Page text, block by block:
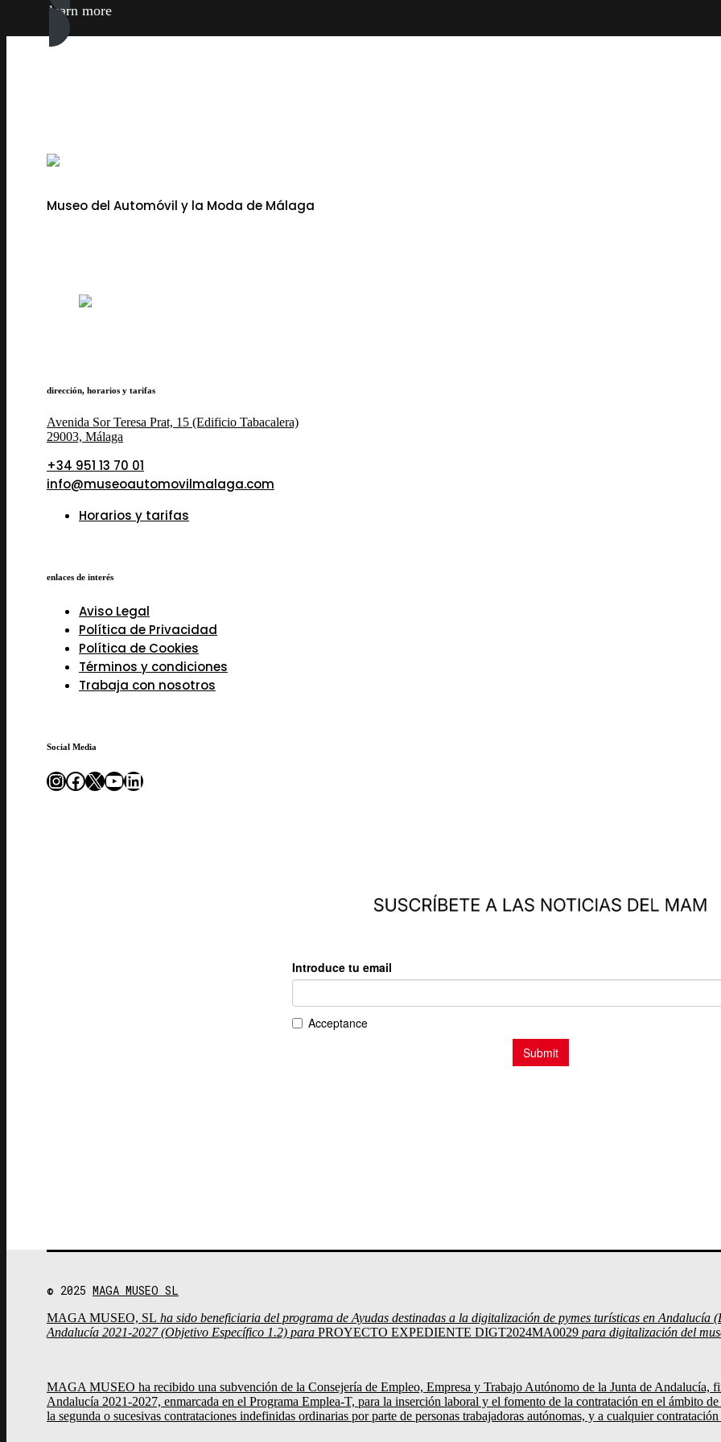
learn more
Museo del Automóvil y la Moda de Málaga
dirección, horarios y tarifas
Avenida Sor Teresa Prat, 15 (Edificio Tabacalera)
29003, Málaga
+34 951 13 70 01
info@museoautomovilmalaga.com
Horarios y tarifas
enlaces de interés
Aviso Legal
Política de Privacidad
Política de Cookies
Términos y condiciones
Trabaja con nosotros
Social Media
Instagram
Facebook
X YouTube
LinkedIn
© 2025 MAGA MUSEO SL
MAGA MUSEO, SL ha sido beneficiaria del programa de Ayudas destinadas a la digitalización de pymes turísticas en
Andalucía 2021-2027 (Objetivo Específico 1.2) para PROYECTO EXPEDIENTE DIGT2024MA0029 para digitalización del
MAGA MUSEO ha recibido una subvención de la Consejería de Empleo, Empresa y Trabajo Autónomo de la Junta de Andalucía,
Andalucía 2021-2027, enmarcada en el Programa Emplea-T, para la inserción laboral y el fomento de la contratación en el ámbito
la segunda o sucesivas contrataciones indefinidas ordinarias por parte de personas trabajadoras autónomas, y a cualquier